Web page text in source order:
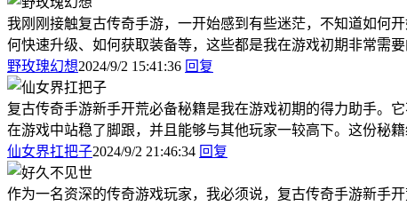
我刚刚接触复古传奇手游，一开始感到有些迷茫，不知道如何
何快速升级、如何获取装备等，这些都是我在游戏初期非常需
野玫瑰幻想2024/9/2 15:41:36 回复
复古传奇手游新手开荒必备秘籍是我在游戏初期的得力助手。
在游戏中站稳了脚跟，并且能够与其他玩家一较高下。这份秘籍
仙女界扛把子2024/9/2 21:46:34 回复
作为一名资深的传奇游戏玩家，我必须说，复古传奇手游新手